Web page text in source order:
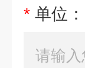
* 单位：